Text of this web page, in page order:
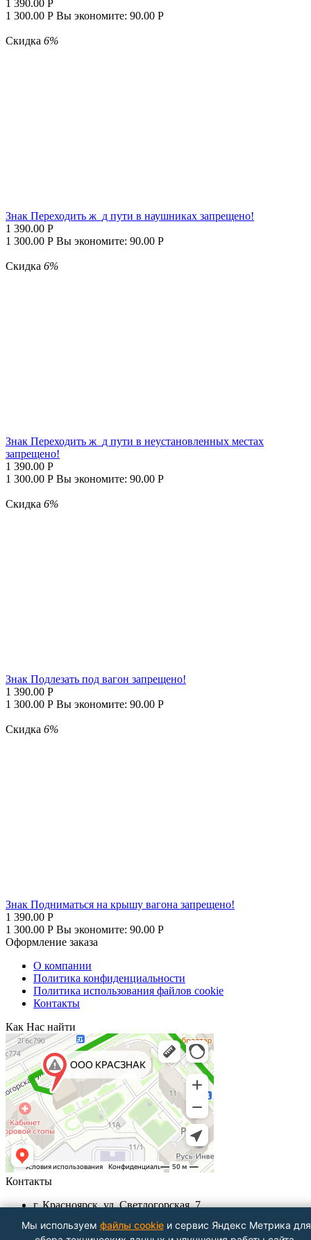
1 390.00 Р
1 300.00 Р Вы экономите: 90.00 Р
Скидка 6%
Знак Переходить ж_д пути в наушниках запрещено!
1 390.00 Р
1 300.00 Р Вы экономите: 90.00 Р
Скидка 6%
Знак Переходить ж_д пути в неустановленных местах
запрещено!
1 390.00 Р
1 300.00 Р Вы экономите: 90.00 Р
Скидка 6%
Знак Подлезать под вагон запрещено!
1 390.00 Р
1 300.00 Р Вы экономите: 90.00 Р
Скидка 6%
Знак Подниматься на крышу вагона запрещено!
1 390.00 Р
1 300.00 Р Вы экономите: 90.00 Р
Оформление заказа
О компании
Политика конфиденциальности
Политика использования файлов cookie
Контакты
Как Нас найти
Контакты
г. Красноярск, ул. Светлогорская, 7
Пн-Пт с 9.00 - до 18.00
Мы используем файлы cookieи сервис Яндекс Метрика для